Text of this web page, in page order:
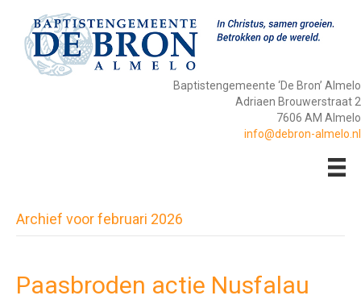
Baptistengemeente ‘De Bron’ Almelo
Adriaen Brouwerstraat 2
7606 AM Almelo
info@debron-almelo.nl
Archief voor februari 2026
Paasbroden actie Nusfalau